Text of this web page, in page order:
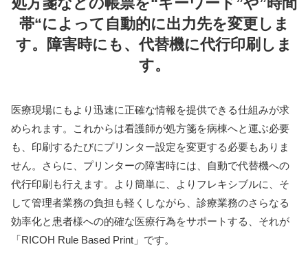
帯“によって自動的に出力先を変更しま
す。障害時にも、代替機に代行印刷しま
す。
医療現場にもより迅速に正確な情報を提供できる仕組みが求
められます。これからは看護師が処方箋を病棟へと運ぶ必要
も、印刷するたびにプリンター設定を変更する必要もありま
せん。さらに、プリンターの障害時には、自動で代替機への
代行印刷も行えます。より簡単に、よりフレキシブルに、そ
して管理者業務の負担も軽くしながら、診療業務のさらなる
効率化と患者様への的確な医療行為をサポートする、それが
「RICOH Rule Based Print」です。